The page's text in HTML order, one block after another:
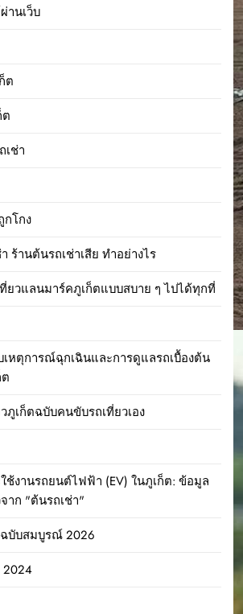
านเว็บ
ต
ต
เช่า
กโกง
ร้านต้นรถเช่าเสีย ทำอย่างไร
ยวแลนมาร์คภูเก็ตแบบสบาย ๆ ไปได้ทุกที่
หตุการณ์ฉุกเฉินและการดูแลรถเบื้องต้น
ภูเก็ตฉบับคนขับรถเที่ยวเอง
ช้งานรถยนต์ไฟฟ้า (EV) ในภูเก็ต: ข้อมูล
าก "ต้นรถเช่า"
บับสมบูรณ์ 2026
2024